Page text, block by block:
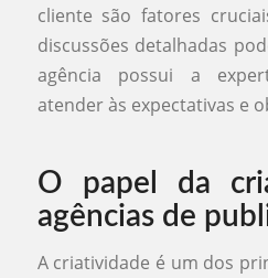
cliente são fatores
discussões detalhadas
agência possui a
atender às expectativas e
O papel da
agências de
A criatividade é um dos